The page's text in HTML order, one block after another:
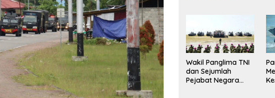
Wakil Panglima TNI
dan Sejumlah
Pejabat Negara